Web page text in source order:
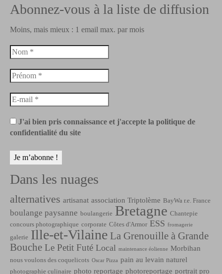
Abonnez-vous à la liste de diffusion
Moins, mais mieux : 1 email max. par mois
J'ai bien pris connaissance et j'accepte la politique de
confidentialité du site
Dans les nuages
alternatives artisanat association Triptolème BayWa r.e. France
boulange paysanne boulangerie Bretagne Chantepie
concours photographique corporate Côtes d'Armor ESS fromagerie
galerie Ille-et-Vilaine La Grenouille à Grande
Bouche Le Petit Futé Local maintenance éolienne Morbihan
nous voulons des coquelicots Oscar Pizza pain au levain naturel
photographie culinaire photo reportage photoreportage portrait pro